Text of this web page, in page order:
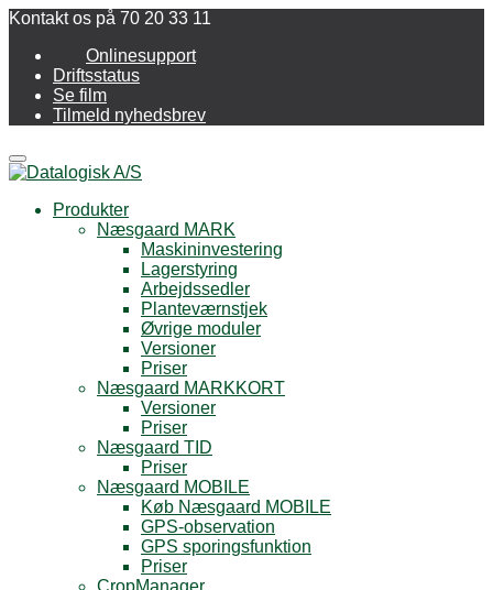
Kontakt os på 70 20 33 11
Onlinesupport
Driftsstatus
Se film
Tilmeld nyhedsbrev
Menu
Produkter
Næsgaard MARK
Maskininvestering
Lagerstyring
Arbejdssedler
Planteværnstjek
Øvrige moduler
Versioner
Priser
Næsgaard MARKKORT
Versioner
Priser
Næsgaard TID
Priser
Næsgaard MOBILE
Køb Næsgaard MOBILE
GPS-observation
GPS sporingsfunktion
Priser
CropManager